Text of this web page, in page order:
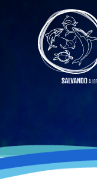
Pasar al contenido